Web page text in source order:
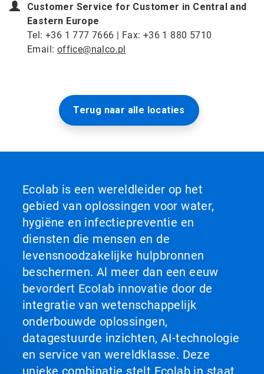
Customer Service for Customer in Central and
Eastern Europe
Tel: +36 1 777 7666 | Fax: +36 1 880 5710
Email: office@nalco.pl
Terug naar alle locaties
Ecolab is een wereldleider op het
gebied van oplossingen voor water,
hygiëne en infectiepreventie en
diensten die mensen en de
levensnoodzakelijke hulpbronnen
beschermen. Al meer dan een eeuw
bevordert Ecolab innovatie door de
integratie van wetenschappelijk
onderbouwde oplossingen,
datagestuurde inzichten, AI-technologie
en service van wereldklasse. Deze
unieke combinatie stelt Ecolab in staat